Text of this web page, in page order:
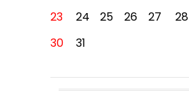
23
24 25 26 27 28
30
31